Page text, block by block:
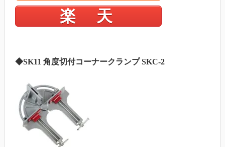
楽 天
◆SK11 角度切付コーナークランプ SKC-2